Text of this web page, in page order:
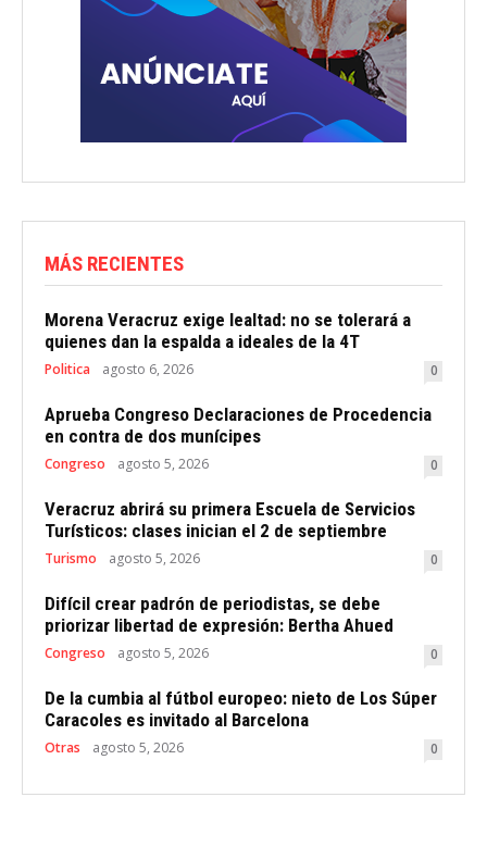
MÁS RECIENTES
Morena Veracruz exige lealtad: no se tolerará a
quienes dan la espalda a ideales de la 4T
Politica agosto 6, 2026 0
Aprueba Congreso Declaraciones de Procedencia
en contra de dos munícipes
Congreso agosto 5, 2026 0
Veracruz abrirá su primera Escuela de Servicios
Turísticos: clases inician el 2 de septiembre
Turismo agosto 5, 2026 0
Difícil crear padrón de periodistas, se debe
priorizar libertad de expresión: Bertha Ahued
Congreso agosto 5, 2026 0
De la cumbia al fútbol europeo: nieto de Los Súper
Caracoles es invitado al Barcelona
Otras agosto 5, 2026 0